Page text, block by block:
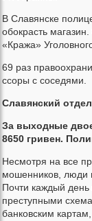
В Славянске
обокрасть
«Кража»
69 раз
ссоры с соседями.
Славянский
За выходные
8650 гривен.
Несмотря на все
мошенников, люди
Почти каждый день
преступными
банковским